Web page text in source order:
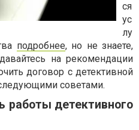
ся
ус
лу
подробнее, но не знаете,
на рекомендации
договор с детективной
советами.
работы детективного